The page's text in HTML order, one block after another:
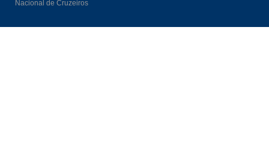
Nacional de Cruzeiros